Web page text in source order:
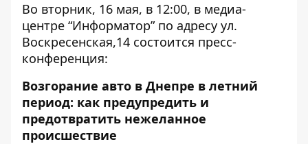
Во вторник, 16 мая, в 12:00, в медиа-
центре “Информатор” по адресу ул.
Воскресенская,14 состоится пресс-
конференция:
Возгорание авто в Днепре в летний
период: как предупредить и
предотвратить нежеланное
происшествие